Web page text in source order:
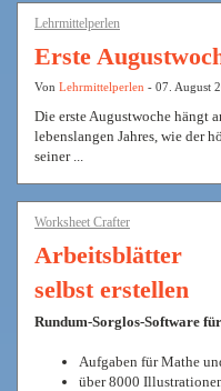
Lehrmittelperlen
Erste
Von Lehrmittelperlen - 07. August
Die erste Augustwoche hängt
lebenslangen Jahres, wie der
seiner ...
Worksheet Crafter
Arbeitsblätter
selbst erstellen
Rundum-Sorglos-Software
Aufgaben für Mathe
über 8000